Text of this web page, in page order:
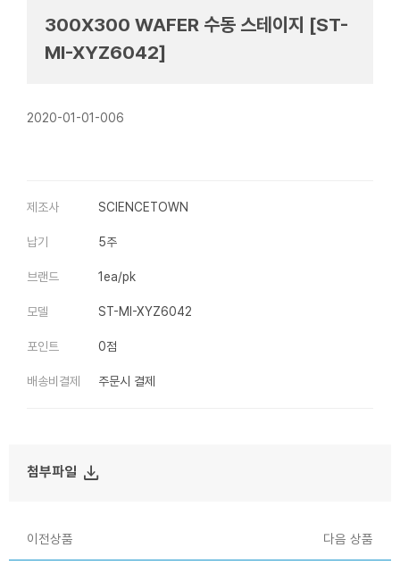
300X300 WAFER 수동 스테이지 [ST-
MI-XYZ6042]
2020-01-01-006
제조사 SCIENCETOWN
납기 5주
브랜드 1ea/pk
모델 ST-MI-XYZ6042
포인트 0점
배송비결제 주문시 결제
첨부파일 file_download
이전상품 다음 상품